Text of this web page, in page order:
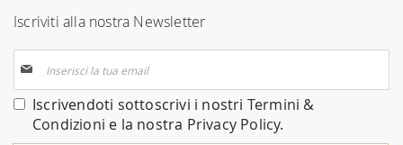
Iscriviti alla nostra Newsletter
alla
nostra
Newsletter:
Iscrivendoti sottoscrivi i nostri Termini &
Condizioni e la nostra Privacy Policy.